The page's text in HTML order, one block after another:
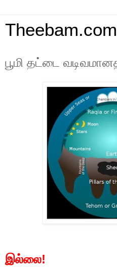
Theebam.com
பூமி தட்டை
இல்லை!